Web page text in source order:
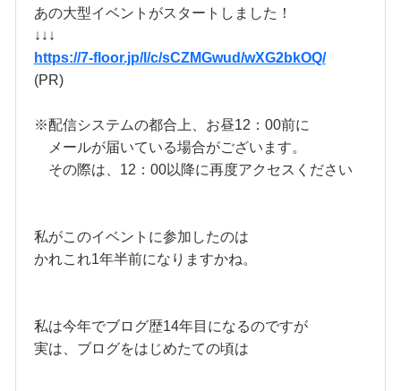
あの大型イベントがスタートしました！
↓↓↓
https://7-floor.jp/l/c/sCZMGwud/wXG2bkOQ/
(PR)
※配信システムの都合上、お昼12：00前に
メールが届いている場合がございます。
その際は、12：00以降に再度アクセスください
私がこのイベントに参加したのは
かれこれ1年半前になりますかね。
私は今年でブログ歴14年目になるのですが
実は、ブログをはじめたての頃は